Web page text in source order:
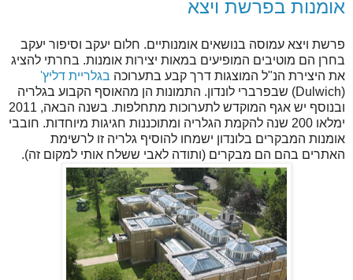
אומנות בפרשת ויצא
פרשת ויצא עמוסה בנושאים אומנותיים. חלום יעקב וסיפור יעקב
בחרן הם מוטיבים המופיעים במאות יצירות אומנות. בחרתי להציג
את היצירת הנ"ל המוצגות דרך קבע בתערוכה בגלריית דליץ'
(Dulwich) שבפרברי לונדון. התמונות הן מהאוסף הקבוע בגלריה
ובנוסף יש אגף המוקדש לתערוכות מתחלפות. בשנה הבאה, 2011
ימלאו 200 שנה להקמת הגלריה ומתוכננות חגיגות מיוחדות. חובבי
אומנות המבקרים בלונדון ישמחו להוסיף גלריה זו לרשימת
האתרים בהם הם מבקרים (ותודה לאבי ששלח אותי למקום זה).